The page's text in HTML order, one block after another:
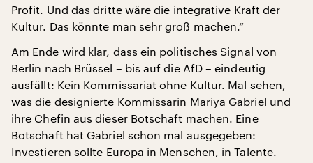
Profit. Und das dritte wäre die integrative Kraft der
Kultur. Das könnte man sehr groß machen.“
Am Ende wird klar, dass ein politisches Signal von
Berlin nach Brüssel – bis auf die AfD – eindeutig
ausfällt: Kein Kommissariat ohne Kultur. Mal sehen,
was die designierte Kommissarin Mariya Gabriel und
ihre Chefin aus dieser Botschaft machen. Eine
Botschaft hat Gabriel schon mal ausgegeben:
Investieren sollte Europa in Menschen, in Talente.